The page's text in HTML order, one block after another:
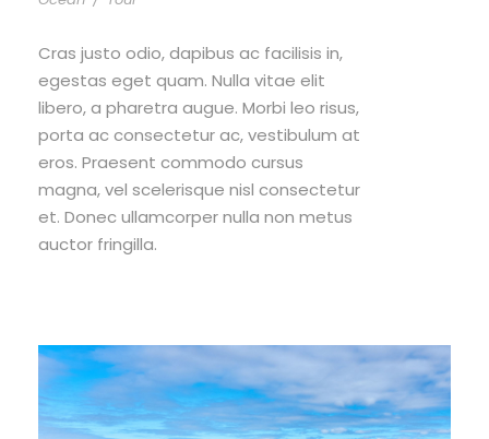
Cras justo odio, dapibus ac facilisis in,
egestas eget quam. Nulla vitae elit
libero, a pharetra augue. Morbi leo risus,
porta ac consectetur ac, vestibulum at
eros. Praesent commodo cursus
magna, vel scelerisque nisl consectetur
et. Donec ullamcorper nulla non metus
auctor fringilla.